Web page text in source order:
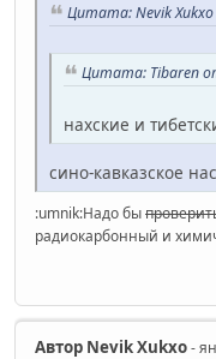
Цитата: Nevik
Цитата: Tibaren
нахские и
сино-кавказское
:umnik:Надо бы
радиокарбонный и
Автор Nevik Xukxo-